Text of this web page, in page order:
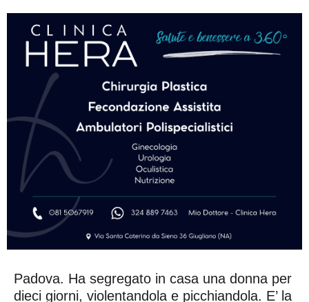
Padova. Ha segregato in casa una donna per
dieci giorni, violentandola e picchiandola. E’ la